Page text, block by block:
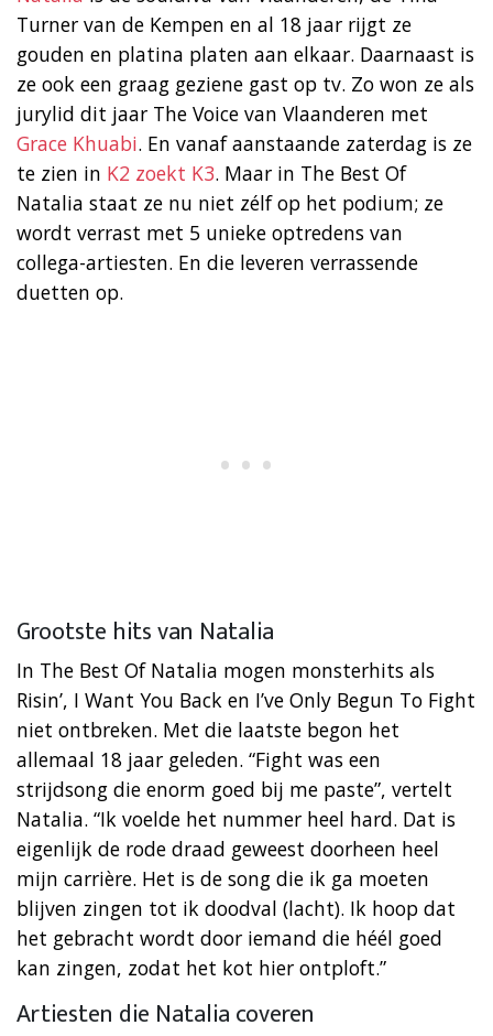
Turner van de Kempen en al 18 jaar rijgt ze
gouden en platina platen aan elkaar. Daarnaast is
ze ook een graag geziene gast op tv. Zo won ze als
jurylid dit jaar The Voice van Vlaanderen met
Grace Khuabi. En vanaf aanstaande zaterdag is ze
te zien in K2 zoekt K3. Maar in The Best Of
Natalia staat ze nu niet zélf op het podium; ze
wordt verrast met 5 unieke optredens van
collega-artiesten. En die leveren verrassende
duetten op.
Grootste hits van Natalia
In The Best Of Natalia mogen monsterhits als
Risin’, I Want You Back en I’ve Only Begun To Fight
niet ontbreken. Met die laatste begon het
allemaal 18 jaar geleden. “Fight was een
strijdsong die enorm goed bij me paste”, vertelt
Natalia. “Ik voelde het nummer heel hard. Dat is
eigenlijk de rode draad geweest doorheen heel
mijn carrière. Het is de song die ik ga moeten
blijven zingen tot ik doodval (lacht). Ik hoop dat
het gebracht wordt door iemand die héél goed
kan zingen, zodat het kot hier ontploft.”
Artiesten die Natalia coveren